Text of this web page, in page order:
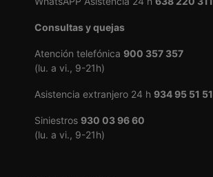
Consultas y quejas
Atención telefónica 900 357 357
(lu. a vi., 9-21h)
Asistencia extranjero 24 h 934 95 51 51
Siniestros 930 03 96 60
(lu. a vi., 9-21h)